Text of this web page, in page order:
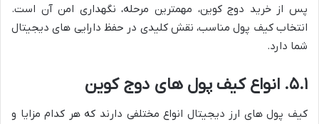
پس از خرید دوج کوین، مهمترین مرحله، نگهداری امن آن است.
انتخاب کیف پول مناسب، نقش کلیدی در حفظ دارایی های دیجیتال
شما دارد.
۵.۱. انواع کیف پول های دوج کوین
کیف پول های ارز دیجیتال انواع مختلفی دارند که هر کدام مزایا و